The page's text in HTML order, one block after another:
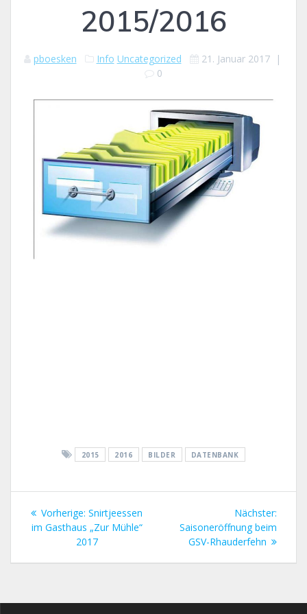
2015/2016
pboesken Info Uncategorized 21. Januar 2017|
0
2015 2016 BILDER DATENBANK
Beitragsnavigation
Vorherige: Vorheriger
Beitrag:
Snirtjeessen
im Gasthaus „Zur Mühle“
2017
Nächster:
Saisoneröffnung beim
GSV-Rhauderfehn